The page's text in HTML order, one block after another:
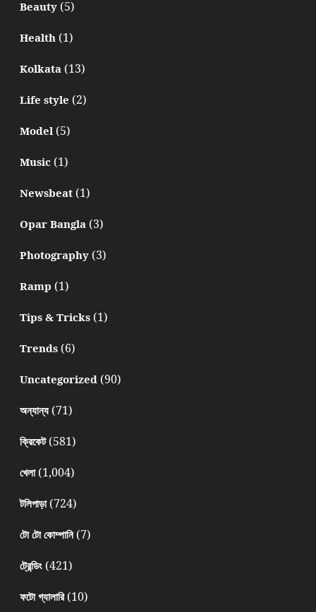
Beauty(5)
Health(1)
Kolkata(13)
Life style (2)
Model(5)
Music(1)
Newsbeat(1)
Opar Bangla(3)
Photography(3)
Ramp (1)
Tips & Tricks(1)
Trends(6)
Uncategorized(90)
অন্যান্য(71)
ক্রিকেট(581)
খেলা(1,004)
টলিপাড়া(724)
টো টো কোম্পানি(7)
ট্রেন্ডিং(421)
ফটো গ্যালারি(10)